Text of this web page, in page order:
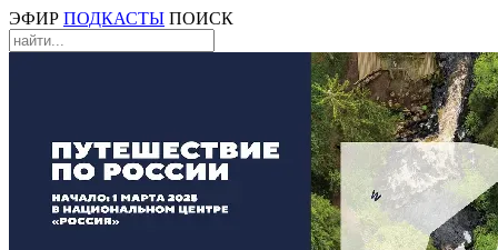
ЭФИР ПОДКАСТЫ ПОИСК